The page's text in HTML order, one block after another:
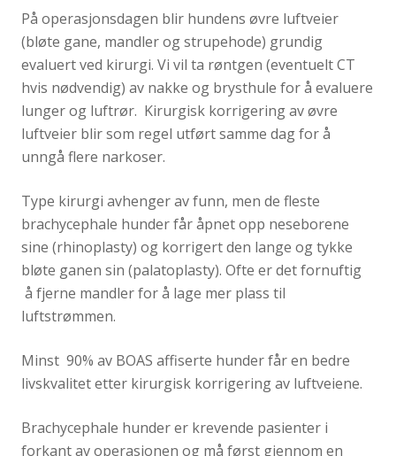
På operasjonsdagen blir hundens øvre luftveier
(bløte gane, mandler og strupehode) grundig
evaluert ved kirurgi. Vi vil ta røntgen (eventuelt CT
hvis nødvendig) av nakke og brysthule for å evaluere
lunger og luftrør. Kirurgisk korrigering av øvre
luftveier blir som regel utført samme dag for å
unngå flere narkoser.
Type kirurgi avhenger av funn, men de fleste
brachycephale hunder får åpnet opp neseborene
sine (rhinoplasty) og korrigert den lange og tykke
bløte ganen sin (palatoplasty). Ofte er det fornuftig
å fjerne mandler for å lage mer plass til
luftstrømmen.
Minst 90% av BOAS affiserte hunder får en bedre
livskvalitet etter kirurgisk korrigering av luftveiene.
Brachycephale hunder er krevende pasienter i
forkant av operasjonen og må først gjennom en